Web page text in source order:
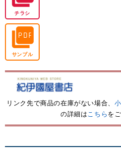
チラシ
サンプル
リンク先で商品の在庫がない場合、
の詳細は こちら を